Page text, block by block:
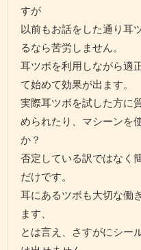
すが
以前もお話をした通り耳
るなら苦労しません。
耳ツボを利用しながら適
て始めて効果が出ます。
実際耳ツボを試した方に
められたり、マシーンを
か？
否定している訳ではなく
だけです。
耳にあるツボも大切な働
ます、
とは言え、さすがにシー